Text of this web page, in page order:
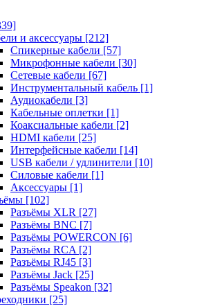
и аксессуары [212]
Спикерные кабели [57]
Микрофонные кабели [30]
Сетевые кабели [67]
Инструментальный кабель [1]
Аудиокабели [3]
Кабельные оплетки [1]
Коаксиальные кабели [2]
HDMI кабели [25]
Интерфейсные кабели [14]
USB кабели / удлинители [10]
Силовые кабели [1]
Аксессуары [1]
[102]
Разъёмы XLR [27]
Разъёмы BNC [7]
Разъёмы POWERCON [6]
Разъёмы RCA [2]
Разъёмы RJ45 [3]
Разъёмы Jack [25]
Разъёмы Speakon [32]
[25]